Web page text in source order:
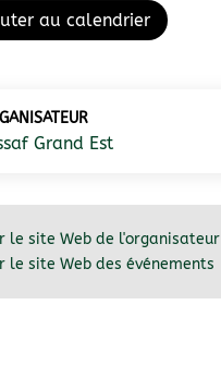
au calendrier
Grand Est
le site Web de l'organisateur
le site Web des événements